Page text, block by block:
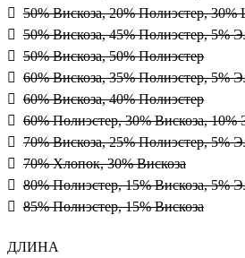
50% Вискоза, 20% Полиэстер,
50% Вискоза, 45% Полиэстер, 5%
50% Вискоза, 50% Полиэстер
60% Вискоза, 35% Полиэстер, 5%
60% Вискоза, 40% Полиэстер
60% Полиэстер, 30% Вискоза, 10%
70% Вискоза, 25% Полиэстер, 5%
70% Хлопок, 30% Вискоза
80% Полиэстер, 15% Вискоза, 5%
85% Полиэстер, 15% Вискоза
ДЛИНА